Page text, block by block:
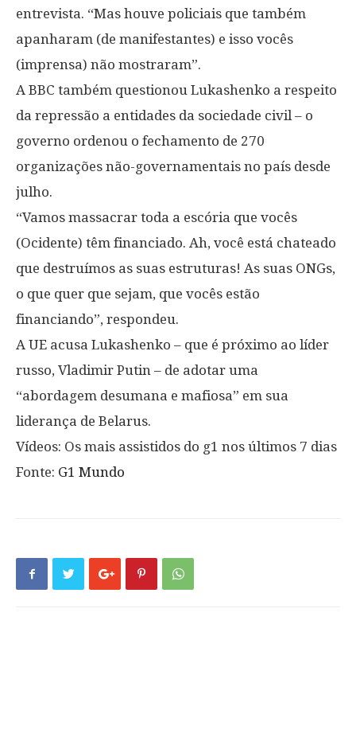
entrevista. “Mas houve policiais que também
apanharam (de manifestantes) e isso vocês
(imprensa) não mostraram”.
A BBC também questionou Lukashenko a respeito
da repressão a entidades da sociedade civil – o
governo ordenou o fechamento de 270
organizações não-governamentais no país desde
julho.
“Vamos massacrar toda a escória que vocês
(Ocidente) têm financiado. Ah, você está chateado
que destruímos as suas estruturas! As suas ONGs,
o que quer que sejam, que vocês estão
financiando”, respondeu.
A UE acusa Lukashenko – que é próximo ao líder
russo, Vladimir Putin – de adotar uma
“abordagem desumana e mafiosa” em sua
liderança de Belarus.
Vídeos: Os mais assistidos do g1 nos últimos 7 dias
Fonte: G1 Mundo